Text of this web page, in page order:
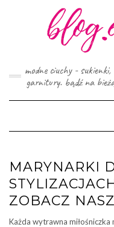
modne ciuchy -
garnitury. bądź na
MARYNARKI
ZOBACZ
Każda wytrawna